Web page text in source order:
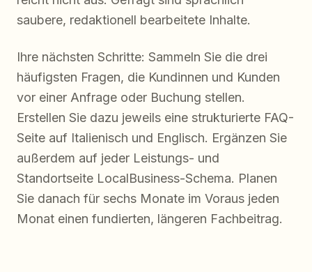
saubere, redaktionell bearbeitete Inhalte.
Ihre nächsten Schritte: Sammeln Sie die drei
häufigsten Fragen, die Kundinnen und Kunden
vor einer Anfrage oder Buchung stellen.
Erstellen Sie dazu jeweils eine strukturierte FAQ-
Seite auf Italienisch und Englisch. Ergänzen Sie
außerdem auf jeder Leistungs- und
Standortseite LocalBusiness-Schema. Planen
Sie danach für sechs Monate im Voraus jeden
Monat einen fundierten, längeren Fachbeitrag.